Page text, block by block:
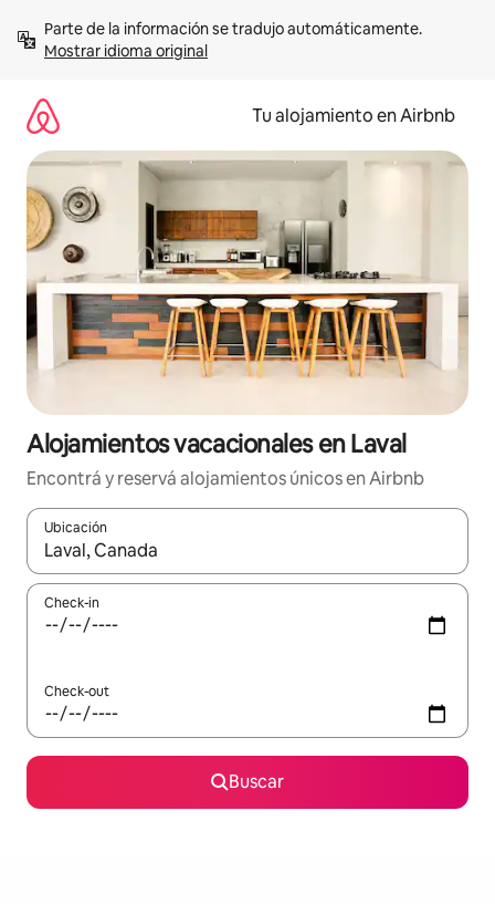
contenidoMostrar idioma original
Tu alojamiento en Airbnb
Alojamientos vacacionales en Laval
Encontrá y reservá alojamientos únicos en Airbnb
Ubicación
Cuando los resultados estén disponibles, navegá con las
Check-in
Check-out
Buscar